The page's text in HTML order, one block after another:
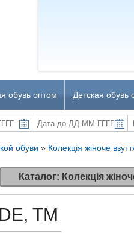
обувь оптом Детская обувь
обуви » Колекція жіноче
Каталог: Колекція
TM